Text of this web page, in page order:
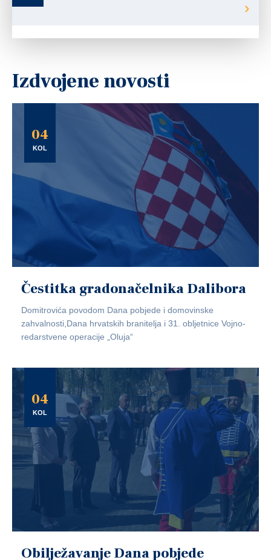
Izdvojene novosti
04
KOL
Čestitka gradonačelnika Dalibora
Domitrovića povodom Dana pobjede i domovinske
zahvalnosti,Dana hrvatskih branitelja i 31. obljetnice Vojno-
redarstvene operacije „Oluja“
04
KOL
Obilježavanje Dana pobjede